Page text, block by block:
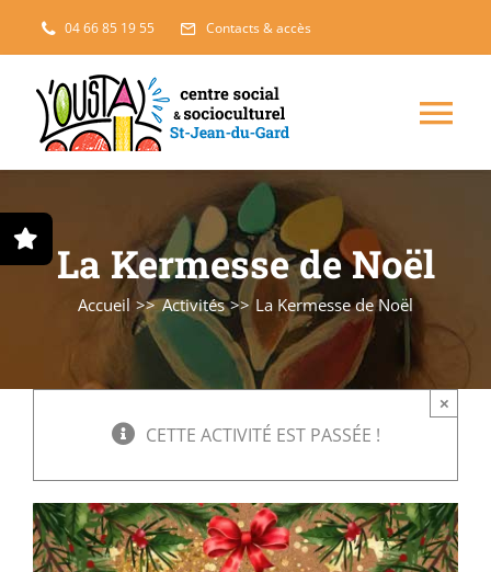
Passer
au
contenu
04 66 85 19 55 Contacts & accès
Projets solidaires
L’accueil
Séniors, Vie locale
La Kermesse de Noël
Accueil Activités La Kermesse de Noël
CETTE ACTIVITÉ EST PASSÉE !
×